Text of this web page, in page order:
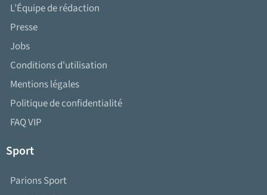
L’Équipe de rédaction
Presse
Jobs
Conditions d'utilisation
Mentions légales
Politique de confidentialité
FAQ VIP
Sport
Parions Sport